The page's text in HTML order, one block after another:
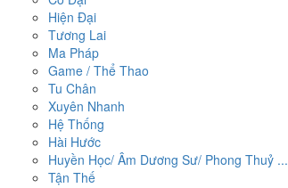
Hiện Đại
Tương Lai
Ma Pháp
Game / Thể Thao
Tu Chân
Xuyên Nhanh
Hệ Thống
Hài Hước
Huyền Học/ Âm Dương Sư/ Phong Thuỷ ...
Tận Thế